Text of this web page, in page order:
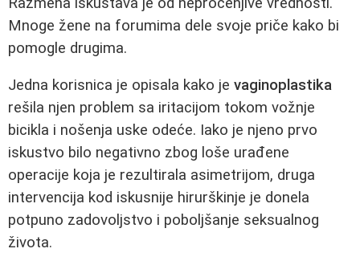
Mnoge žene na forumima dele svoje priče kako bi
pomogle drugima.
Jedna korisnica je opisala kako je vaginoplastika
rešila njen problem sa iritacijom tokom vožnje
bicikla i nošenja uske odeće. Iako je njeno prvo
iskustvo bilo negativno zbog loše urađene
operacije koja je rezultirala asimetrijom, druga
intervencija kod iskusnije hirurškinje je donela
potpuno zadovoljstvo i poboljšanje seksualnog
života.